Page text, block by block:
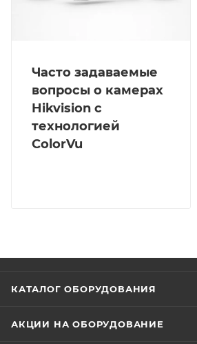
Часто задаваемые
вопросы о камерах
Hikvision с
технологией
ColorVu
КАТАЛОГ ОБОРУДОВАНИЯ
АКЦИИ НА ОБОРУДОВАНИЕ